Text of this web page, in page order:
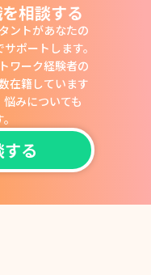
相談する
ントがあなたの
ポートします。
ワーク経験者の
在籍しています
みについても
る